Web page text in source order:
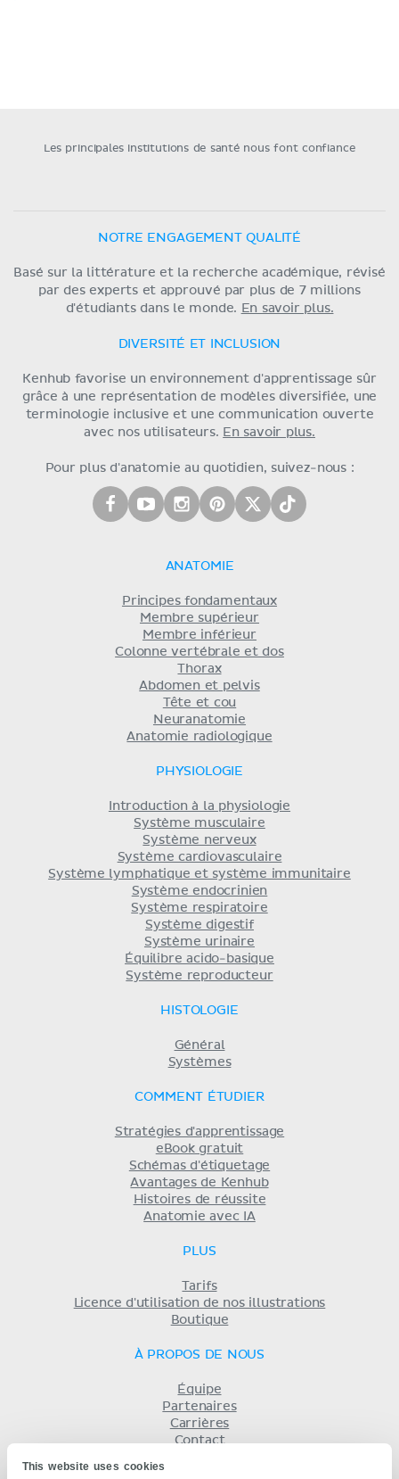
This website uses cookies
Les principales institutions de santé nous font confiance
NOTRE ENGAGEMENT QUALITÉ
Basé sur la littérature et la recherche académique, révisé
par des experts et approuvé par plus de 7 millions
d'étudiants dans le monde. En savoir plus.
DIVERSITÉ ET INCLUSION
Kenhub favorise un environnement d'apprentissage sûr
grâce à une représentation de modèles diversifiée, une
terminologie inclusive et une communication ouverte
avec nos utilisateurs. En savoir plus.
Pour plus d'anatomie au quotidien, suivez-nous :
ANATOMIE
Principes fondamentaux
Membre supérieur
Membre inférieur
Colonne vertébrale et dos
Thorax
Abdomen et pelvis
Tête et cou
Neuranatomie
Anatomie radiologique
PHYSIOLOGIE
Introduction à la physiologie
Système musculaire
Système nerveux
Système cardiovasculaire
Système lymphatique et système immunitaire
Système endocrinien
Système respiratoire
Système digestif
Système urinaire
Équilibre acido-basique
Système reproducteur
HISTOLOGIE
Général
Systèmes
COMMENT ÉTUDIER
Stratégies d'apprentissage
eBook gratuit
Schémas d'étiquetage
Avantages de Kenhub
Histoires de réussite
Anatomie avec IA
PLUS
Tarifs
Licence d'utilisation de nos illustrations
Boutique
À PROPOS DE NOUS
Équipe
Partenaires
Carrières
Contact